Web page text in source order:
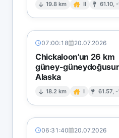
19.8 km II 61.10,
07:00:18 20.07.2026
Chickaloon'un 26 km
güney-
Alaska
18.2 km I 61.57, -
06:31:40 20.07.2026